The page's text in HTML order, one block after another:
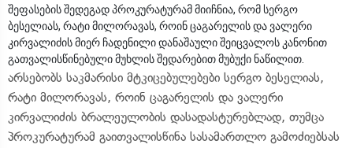
შეფასების შედეგად პროკურატურამ მიიჩნია, რომ სერგო
ბესელიას, რატი მილორავას, როინ ცაგარელის და ვალერი
კირვალიძის მიერ ჩადენილი დანაშაული შეიცვალოს კანონით
გათვალისწინებული მუხლის შედარებით მუბუქი ნაწილით.
არსებობს საკმარისი მტკიცებულებები სერგო ბესელიას,
რატი მილორავას, როინ ცაგარელის და ვალერი
კირვალიძის ბრალეულობის დასადასტურებლად, თუმცა
პროკურატურამ გაითვალისწინა სასამართლო გამოძიებსას